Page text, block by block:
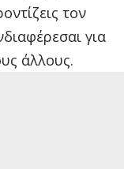
τον
για
άλλους.